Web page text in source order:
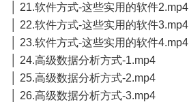
│ 21.软件方式-这些实用的软件2.mp4
│ 22.软件方式-这些实用的软件3.mp4
│ 23.软件方式-这些实用的软件4.mp4
│ 24.高级数据分析方式-1.mp4
│ 25.高级数据分析方式-2.mp4
│ 26.高级数据分析方式-3.mp4